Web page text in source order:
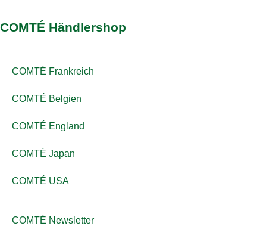
COMTÉ Händlershop
COMTÉ Frankreich
COMTÉ Belgien
COMTÉ England
COMTÉ Japan
COMTÉ USA
COMTÉ Newsletter